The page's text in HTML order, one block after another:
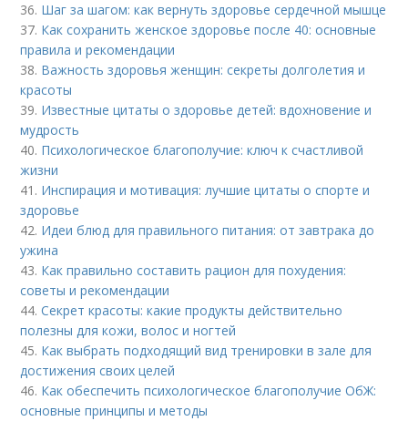
36. Шаг за шагом: как вернуть здоровье сердечной мышце
37. Как сохранить женское здоровье после 40: основные
правила и рекомендации
38. Важность здоровья женщин: секреты долголетия и
красоты
39. Известные цитаты о здоровье детей: вдохновение и
мудрость
40. Психологическое благополучие: ключ к счастливой
жизни
41. Инспирация и мотивация: лучшие цитаты о спорте и
здоровье
42. Идеи блюд для правильного питания: от завтрака до
ужина
43. Как правильно составить рацион для похудения:
советы и рекомендации
44.Секрет красоты: какие продукты действительно
полезны для кожи, волос и ногтей
45. Как выбрать подходящий вид тренировки в зале для
достижения своих целей
46. Как обеспечить психологическое благополучие ОбЖ:
основные принципы и методы